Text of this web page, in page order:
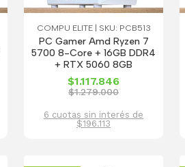
COMPU ELITE | SKU: PCB513
PC Gamer Amd Ryzen 7
5700 8-Core + 16GB DDR4
+ RTX 5060 8GB
$1.117.846
$1.279.000
6 cuotas sin interés de
$196.113